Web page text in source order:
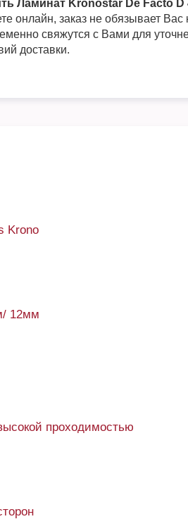
Ламинат Kronostar De Facto
онлайн, заказ не обязывает
свяжутся с Вами для
доставки.
Krono
12мм
проходимостью